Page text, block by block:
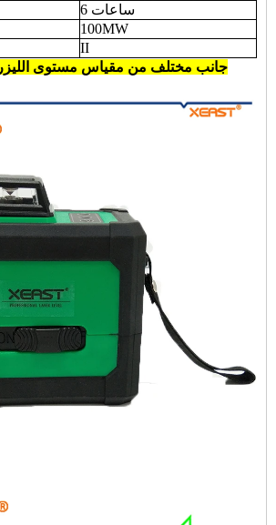
6 ساعات
100MW
II
جانب مختلف من مقياس مستوى الليزر